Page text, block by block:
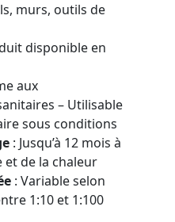
murs, outils de
disponible en
aux
– Utilisable
sous conditions
: Jusqu’à 12 mois à
et de la chaleur
: Variable selon
1:10 et 1:100